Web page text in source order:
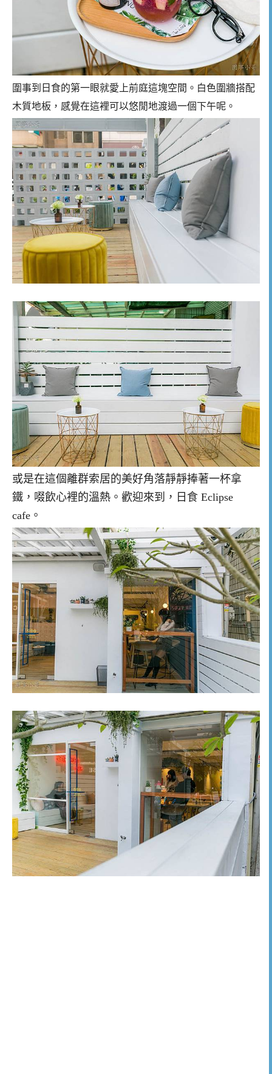
圍事到日食的第一眼就愛上前庭這塊空間。白色圍牆搭配
木質地板，感覺在這裡可以悠閒地渡過一個下午呢。
或是在這個離群索居的美好角落靜靜捧著一杯拿
鐵，啜飲心裡的溫熱。歡迎來到，日食 Eclipse
cafe。